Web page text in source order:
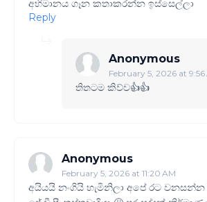
අභිමානය ගෑන කතාකරන්න ඉස්සෙල්ලා
Reply
Anonymous
February 5, 2026 at 9:56
තිතටම කිව්ව👍👍
Anonymous
February 5, 2026 at 11:20 AM
අයියයි නංගියි හැමිනිලා අපේ රට